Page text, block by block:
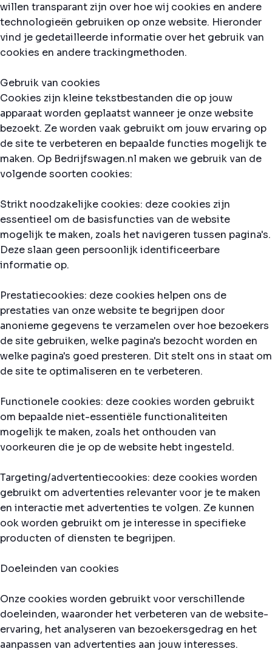
willen transparant zijn over hoe wij cookies en andere
technologieën gebruiken op onze website. Hieronder
vind je gedetailleerde informatie over het gebruik van
cookies en andere trackingmethoden.
Gebruik van cookies
Cookies zijn kleine tekstbestanden die op jouw
apparaat worden geplaatst wanneer je onze website
bezoekt. Ze worden vaak gebruikt om jouw ervaring op
de site te verbeteren en bepaalde functies mogelijk te
maken. Op Bedrijfswagen.nl maken we gebruik van de
volgende soorten cookies:
Strikt noodzakelijke cookies: deze cookies zijn
essentieel om de basisfuncties van de website
mogelijk te maken, zoals het navigeren tussen pagina's.
Deze slaan geen persoonlijk identificeerbare
informatie op.
Prestatiecookies: deze cookies helpen ons de
prestaties van onze website te begrijpen door
anonieme gegevens te verzamelen over hoe bezoekers
de site gebruiken, welke pagina's bezocht worden en
welke pagina's goed presteren. Dit stelt ons in staat om
de site te optimaliseren en te verbeteren.
Functionele cookies: deze cookies worden gebruikt
om bepaalde niet-essentiële functionaliteiten
mogelijk te maken, zoals het onthouden van
voorkeuren die je op de website hebt ingesteld.
Targeting/advertentiecookies: deze cookies worden
gebruikt om advertenties relevanter voor je te maken
en interactie met advertenties te volgen. Ze kunnen
ook worden gebruikt om je interesse in specifieke
producten of diensten te begrijpen.
Doeleinden van cookies
Onze cookies worden gebruikt voor verschillende
doeleinden, waaronder het verbeteren van de website-
ervaring, het analyseren van bezoekersgedrag en het
aanpassen van advertenties aan jouw interesses.